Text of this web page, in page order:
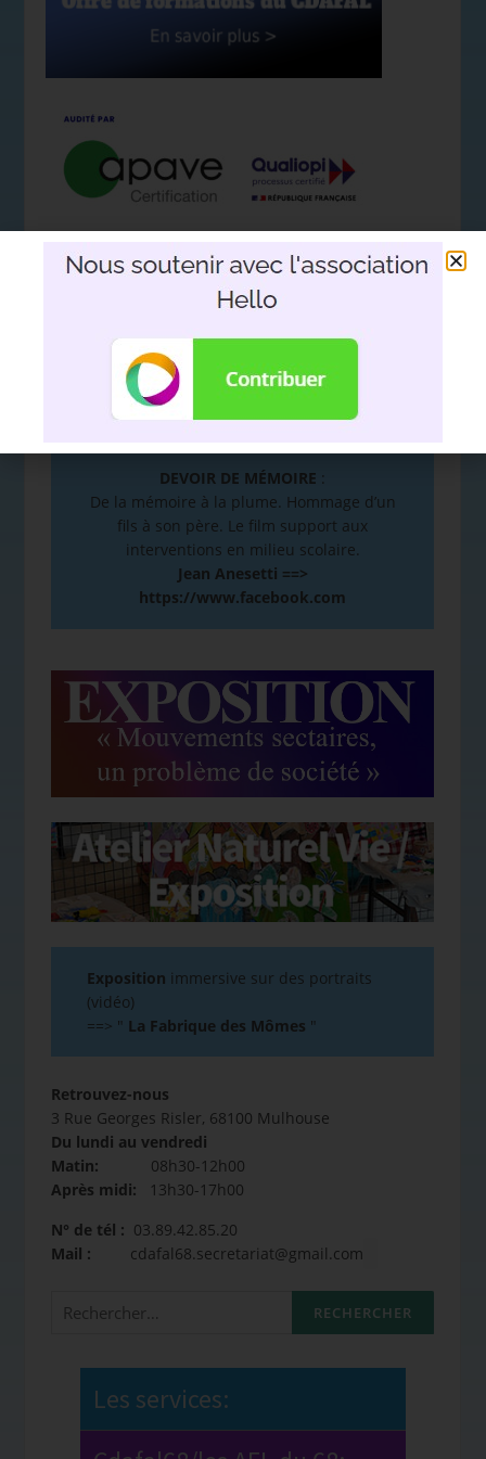
Nous soutenir avec l'association
Hello
DEVOIR DE MÉMOIRE :
De la mémoire à la plume. Hommage d’un
fils à son père. Le film support aux
interventions en milieu scolaire.
Jean Anesetti ==>
https://www.facebook.com
Exposition immersive sur des portraits
(vidéo)
==> " La Fabrique des Mômes "
Retrouvez-nous
3 Rue Georges Risler, 68100 Mulhouse
Du lundi au vendredi
Matin: 08h30-12h00
Après midi: 13h30-17h00
N° de tél : 03.89.42.85.20
Mail : cdafal68.secretariat@gmail.com